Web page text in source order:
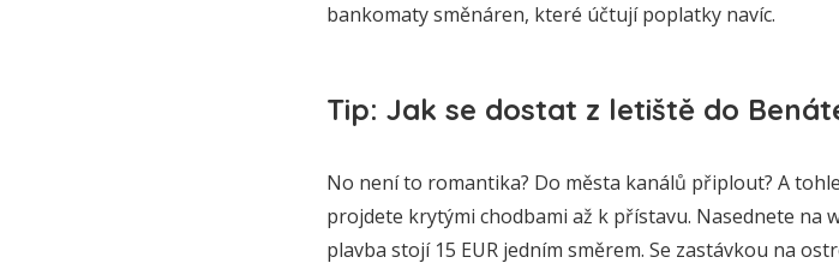
bankomaty směnáren, které účtují poplatky navíc.
Tip: Jak se dostat z letiště do
No není to romantika? Do města kanálů připlout? A
projdete krytými chodbami až k přístavu. Nasednete na
plavba stojí 15 EUR jedním směrem. Se zastávkou na